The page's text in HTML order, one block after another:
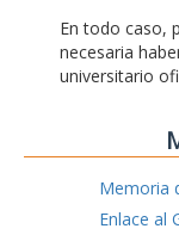
En todo caso,
necesaria
universitario
Memoria
Enlace al